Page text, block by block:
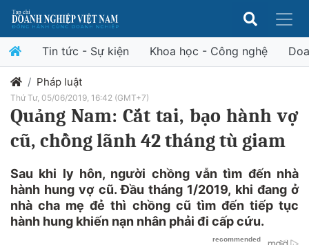
Tin tức - Sự kiện Khoa học - Công nghệ
Pháp luật
Thứ Tư, 05/06/2019, 16:42 (GMT+7)
Quảng Nam: Cắt tai, bạo hành vợ
cũ, chồng lãnh 42 tháng tù giam
Sau khi ly hôn, người chồng vẫn tìm đến nhà
hành hung vợ cũ. Đầu tháng 1/2019, khi đang ở
nhà cha mẹ đẻ thì chồng cũ tìm đến tiếp tục
hành hung khiến nạn nhân phải đi cấp cứu.